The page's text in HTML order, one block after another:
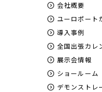
会社概要
ユーロポート
導入事例
全国出張カレ
展示会情報
ショールーム
デモンストレ